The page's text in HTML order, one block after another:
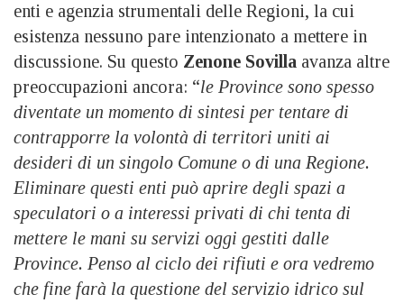
enti e agenzia strumentali delle Regioni, la cui
esistenza nessuno pare intenzionato a mettere in
discussione. Su questo Zenone Sovilla avanza altre
preoccupazioni ancora: “le Province sono spesso
diventate un momento di sintesi per tentare di
contrapporre la volontà di territori uniti ai
desideri di un singolo Comune o di una Regione.
Eliminare questi enti può aprire degli spazi a
speculatori o a interessi privati di chi tenta di
mettere le mani su servizi oggi gestiti dalle
Province. Penso al ciclo dei rifiuti e ora vedremo
che fine farà la questione del servizio idrico sul